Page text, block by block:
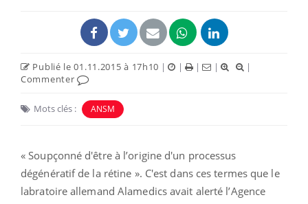
Publié le 01.11.2015 à 17h10 | | | |
|
Commenter
Mots clés : ANSM
« Soupçonné d'être à l’origine d'un processus
dégénératif de la rétine ». C'est dans ces termes que le
labratoire allemand Alamedics avait alerté l’Agence